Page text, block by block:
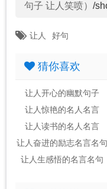
句子 让人笑喷） /
让人 好句
猜你喜欢
让人开心的幽默句子
让人惊艳的名人名言
让人读书的名人名言
让人奋进的励志名言名句
让人生感悟的名言名句